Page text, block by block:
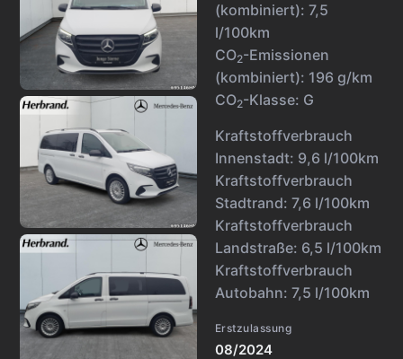
(kombiniert): 7,5
l/100km
CO2-Emissionen
(kombiniert): 196 g/km
CO2-Klasse: G
Kraftstoffverbrauch
Innenstadt: 9,6 l/100km
Kraftstoffverbrauch
Stadtrand: 7,6 l/100km
Kraftstoffverbrauch
Landstraße: 6,5 l/100km
Kraftstoffverbrauch
Autobahn: 7,5 l/100km
Erstzulassung
08/2024